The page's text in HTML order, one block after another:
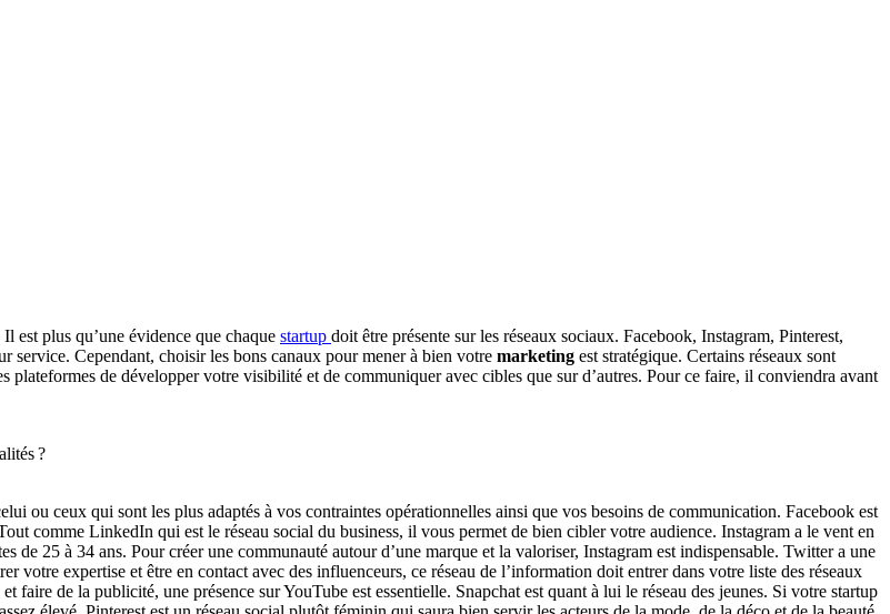
est plus qu’une évidence que chaque startup doit être présente sur les réseaux sociaux. Facebook, Instagram, Pinterest,
service. Cependant, choisir les bons canaux pour mener à bien votre marketing est stratégique. Certains réseaux sont
de développer votre visibilité et de communiquer avec cibles que sur d’autres. Pour ce faire, il conviendra avant
?
ou ceux qui sont les plus adaptés à vos contraintes opérationnelles ainsi que vos besoins de communication. Facebook est
comme LinkedIn qui est le réseau social du business, il vous permet de bien cibler votre audience. Instagram a le vent en
de 25 à 34 ans. Pour créer une communauté autour d’une marque et la valoriser, Instagram est indispensable. Twitter a une
expertise et être en contact avec des influenceurs, ce réseau de l’information doit entrer dans votre liste des réseaux
de la publicité, une présence sur YouTube est essentielle. Snapchat est quant à lui le réseau des jeunes. Si votre startup